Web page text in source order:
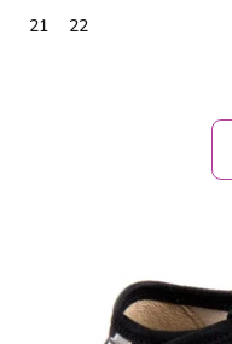
21
22